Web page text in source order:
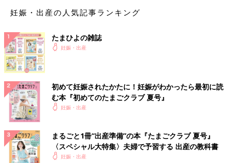
の<ログインID & アクセスキー> 応募者全員無料プレゼント！
【信】を使った赤ちゃんの名前例
【信】を使った女の子の名前例
信步（しほ）
信保（しほ）
信乃（しの）
【信】を使った男の子の名前例
妊娠・出産の人気記事ランキング
たまひよの雑誌
妊娠・出産
初めて妊娠されたかたに！妊娠がわかったら最初に読
む本『初めてのたまごクラブ 夏号』
妊娠・出産
まるごと1冊“出産準備”の本『たまごクラブ 夏号』
〈スペシャル大特集〉夫婦で予習する 出産の教科書
妊娠・出産